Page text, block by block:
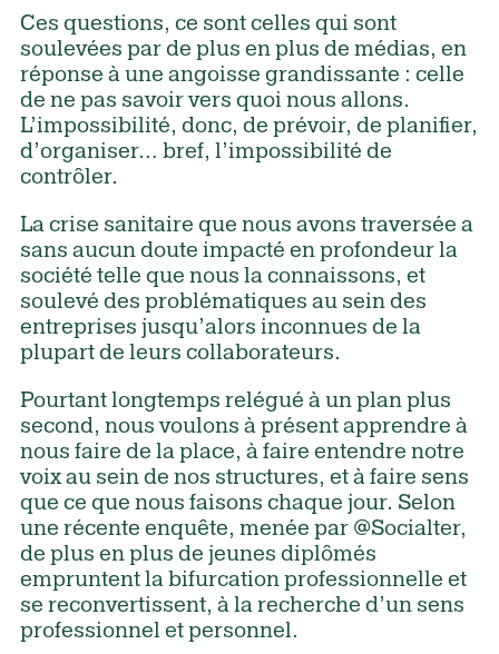
Ces questions, ce sont celles qui sont
soulevées par de plus en plus de médias, en
réponse à une angoisse grandissante : celle
de ne pas savoir vers quoi nous allons.
L’impossibilité, donc, de prévoir, de planifier,
d’organiser… bref, l’impossibilité de
contrôler.
La crise sanitaire que nous avons traversée a
sans aucun doute impacté en profondeur la
société telle que nous la connaissons, et
soulevé des problématiques au sein des
entreprises jusqu’alors inconnues de la
plupart de leurs collaborateurs.
Pourtant longtemps relégué à un plan plus
second, nous voulons à présent apprendre à
nous faire de la place, à faire entendre notre
voix au sein de nos structures, et à faire sens
que ce que nous faisons chaque jour. Selon
une récente enquête, menée par @Socialter,
de plus en plus de jeunes diplômés
empruntent la bifurcation professionnelle et
se reconvertissent, à la recherche d’un sens
professionnel et personnel.